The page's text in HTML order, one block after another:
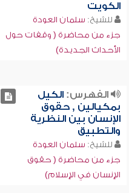
الكويت
للشيخ: سلمان العودة
جزء من محاضرة ( وقفات حول
الأحداث الجديدة)
الفهرس:الكيل
بمكيالين , حقوق
الإنسان بين النظرية
والتطبيق
للشيخ: سلمان العودة
جزء من محاضرة ( حقوق
الإنسان في الإسلام)